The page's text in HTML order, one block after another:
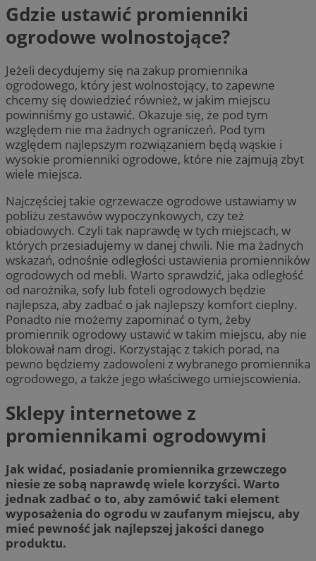
Gdzie ustawić promienniki
ogrodowe wolnostojące?
Jeżeli decydujemy się na zakup promiennika
ogrodowego, który jest wolnostojący, to zapewne
chcemy się dowiedzieć również, w jakim miejscu
powinniśmy go ustawić. Okazuje się, że pod tym
względem nie ma żadnych ograniczeń. Pod tym
względem najlepszym rozwiązaniem będą wąskie i
wysokie promienniki ogrodowe, które nie zajmują zbyt
wiele miejsca.
Najczęściej takie ogrzewacze ogrodowe ustawiamy w
pobliżu zestawów wypoczynkowych, czy też
obiadowych. Czyli tak naprawdę w tych miejscach, w
których przesiadujemy w danej chwili. Nie ma żadnych
wskazań, odnośnie odległości ustawienia promienników
ogrodowych od mebli. Warto sprawdzić, jaka odległość
od narożnika, sofy lub foteli ogrodowych będzie
najlepsza, aby zadbać o jak najlepszy komfort cieplny.
Ponadto nie możemy zapominać o tym, żeby
promiennik ogrodowy ustawić w takim miejscu, aby nie
blokował nam drogi. Korzystając z takich porad, na
pewno będziemy zadowoleni z wybranego promiennika
ogrodowego, a także jego właściwego umiejscowienia.
Sklepy internetowe z
promiennikami ogrodowymi
Jak widać, posiadanie promiennika grzewczego
niesie ze sobą naprawdę wiele korzyści. Warto
jednak zadbać o to, aby zamówić taki element
wyposażenia do ogrodu w zaufanym miejscu, aby
mieć pewność jak najlepszej jakości danego
produktu.